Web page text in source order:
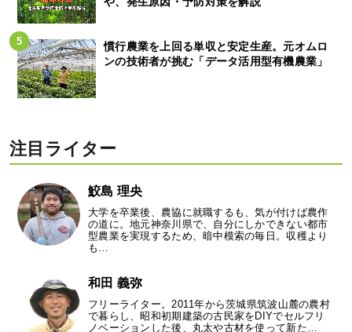
慣行農業を上回る単収と安定生産。元オムロ
ンの技術者が挑む「データ活用型有機農業」
注目ライター
鮫島 理央
大学を卒業後、農協に就職するも、気が付けば農作
の道に。地元神奈川県で、自分にしかできない都市
型農業を実現するため、暗中模索の毎日。収穫より
も…
和田 義弥
フリーライター。2011年から茨城県筑波山麓の農村
で暮らし、昭和初期建築の古民家をDIYでセルフリ
ノベーションした後、丸太や古材を使って新た…